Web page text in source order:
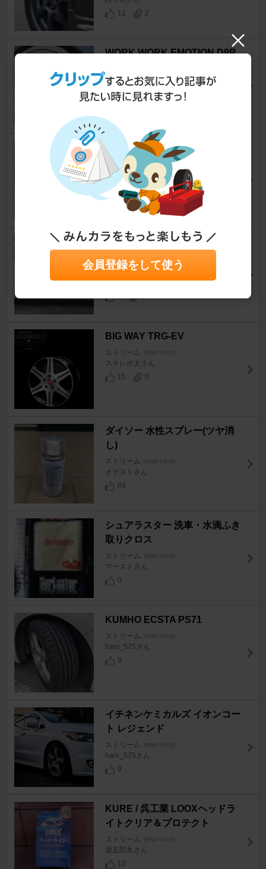
11
2
WORK WORK EMOTION D9R
ぽんちゃんわーくすさん
6
0
ホンダ(純正) ホンダ純正アルミ
ホイール
ストリーム [RN6/7/8/9]
lemo1208さん
2
YOKOHAMA KREUZER Serie
ストリーム
キタキューさん
8
1
BIG WAY TRG-EV
ストリーム [RN6/7/8/9]
スキレボ太さん
15
0
ダイソー 水性スプレー(ツヤ消
し)
ストリーム [RN6/7/8/9]
オデストさん
89
シュアラスター 洗車・水滴ふき
取りクロス
ストリーム [RN6/7/8/9]
マーストさん
0
KUMHO ECSTA PS71
ストリーム [RN6/7/8/9]
hani_575さん
9
イチネンケミカルズ イオンコー
ト レジェンド
ストリーム [RN6/7/8/9]
hani_575さん
9
KURE / 呉工業 LOOXヘッドラ
イトクリア＆プロテクト
ストリーム [RN6/7/8/9]
源五郎丸さん
10
会員登録をして使う